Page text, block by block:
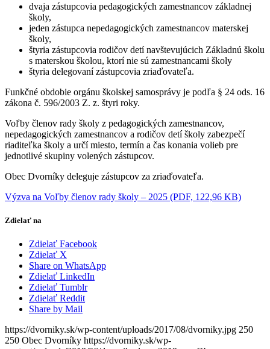
dvaja zástupcovia pedagogických zamestnancov základnej
školy,
jeden zástupca nepedagogických zamestnancov materskej
školy,
štyria zástupcovia rodičov detí navštevujúcich Základnú školu
s materskou školou, ktorí nie sú zamestnancami školy
štyria delegovaní zástupcovia zriaďovateľa.
Funkčné obdobie orgánu školskej samosprávy je podľa § 24 ods. 16
zákona č. 596/2003 Z. z. štyri roky.
Voľby členov rady školy z pedagogických zamestnancov,
nepedagogických zamestnancov a rodičov detí školy zabezpečí
riaditeľka školy a určí miesto, termín a čas konania volieb pre
jednotlivé skupiny volených zástupcov.
Obec Dvorníky deleguje zástupcov za zriaďovateľa.
Výzva na Voľby členov rady školy – 2025 (PDF, 122,96 KB)
Zdielať na
Zdielať Facebook
Zdielať X
Share on WhatsApp
Zdielať LinkedIn
Zdielať Tumblr
Zdielať Reddit
Share by Mail
https://dvorniky.sk/wp-content/uploads/2017/08/dvorniky.jpg 250
250 Obec Dvorníky https://dvorniky.sk/wp-